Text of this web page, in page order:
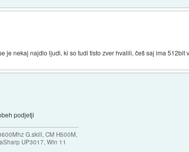
je nekaj najdlo ljudi, ki so tudi tisto zver hvalili, češ saj ima 512bit
podjetji
G.skill, CM H500M,
UP3017, Win 11